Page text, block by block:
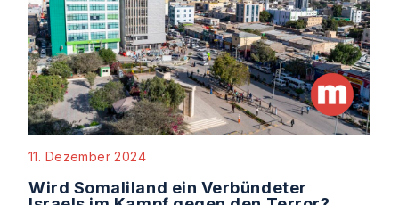
11. Dezember 2024
Wird Somaliland ein Verbündeter